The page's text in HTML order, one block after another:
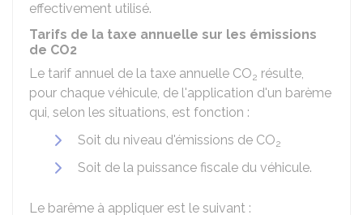
effectivement utilisé.
Tarifs de la taxe annuelle sur les émissions
de CO2
Le tarif annuel de la taxe annuelle CO2 résulte,
pour chaque véhicule, de l'application d'un barème
qui, selon les situations, est fonction :
Soit du niveau d'émissions de CO2
Soit de la puissance fiscale du véhicule.
Le barême à appliquer est le suivant :